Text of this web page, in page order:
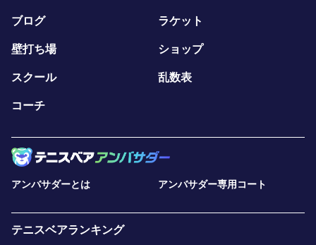
ブログ ラケット
壁打ち場 ショップ
スクール 乱数表
コーチ
アンバサダーとは アンバサダー専用コート
テニスベアランキング